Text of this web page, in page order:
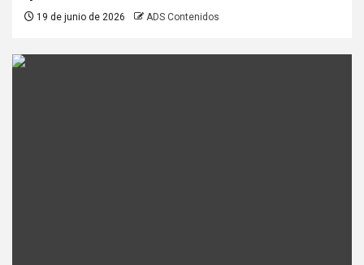
19 de junio de 2026 ADS Contenidos